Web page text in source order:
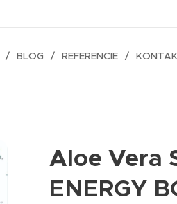
BLOG REFERENCIE
Aloe Vera
ENERGY